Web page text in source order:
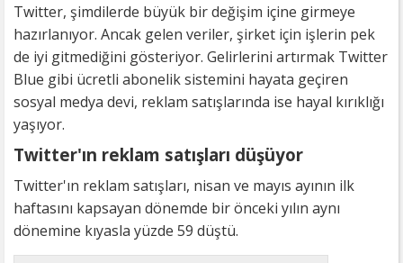
Twitter, şimdilerde büyük bir değişim içine girmeye
hazırlanıyor. Ancak gelen veriler, şirket için işlerin pek
de iyi gitmediğini gösteriyor. Gelirlerini artırmak Twitter
Blue gibi ücretli abonelik sistemini hayata geçiren
sosyal medya devi, reklam satışlarında ise hayal kırıklığı
yaşıyor.
Twitter'ın reklam satışları düşüyor
Twitter'ın reklam satışları, nisan ve mayıs ayının ilk
haftasını kapsayan dönemde bir önceki yılın aynı
dönemine kıyasla yüzde 59 düştü.